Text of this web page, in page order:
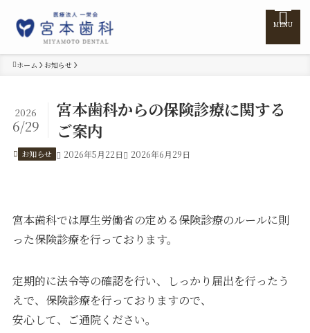
医院紹介
診療案内
料金表
MENU
ホーム お知らせ
宮本歯科からの保険診療に関する
ご案内
2026
6/29
お知らせ 2026年5月22日 2026年6月29日
宮本歯科では厚生労働省の定める保険診療のルールに則
った保険診療を行っております。
定期的に法令等の確認を行い、しっかり届出を行ったう
えで、保険診療を行っておりますので、
安心して、ご通院ください。